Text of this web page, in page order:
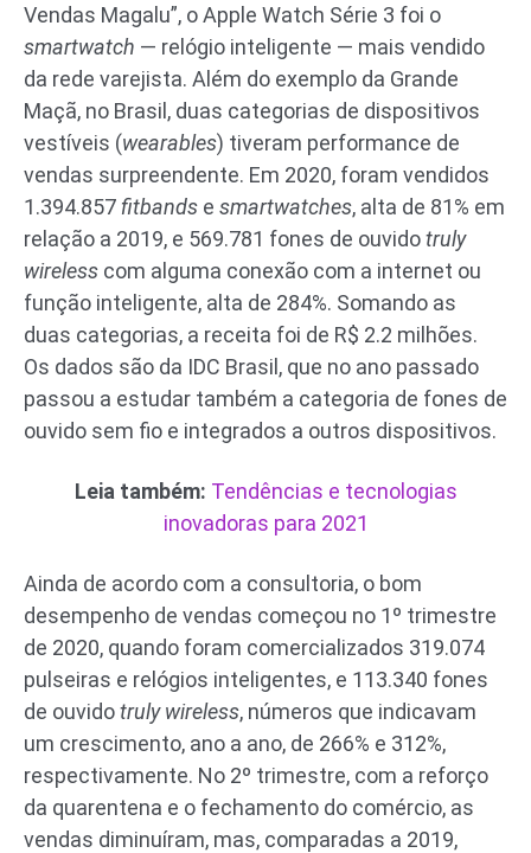
Vendas Magalu”, o Apple Watch Série 3 foi o
smartwatch — relógio inteligente — mais vendido
da rede varejista. Além do exemplo da Grande
Maçã, no Brasil, duas categorias de dispositivos
vestíveis (wearables) tiveram performance de
vendas surpreendente. Em 2020, foram vendidos
1.394.857 fitbands e smartwatches, alta de 81% em
relação a 2019, e 569.781 fones de ouvidotruly
wireless com alguma conexão com a internet ou
função inteligente, alta de 284%. Somando as
duas categorias, a receita foi de R$ 2.2 milhões.
Os dados são da IDC Brasil, que no ano passado
passou a estudar também a categoria de fones de
ouvido sem fio e integrados a outros dispositivos.
Leia também: Tendências e tecnologias
inovadoras para 2021
Ainda de acordo com a consultoria, o bom
desempenho de vendas começou no 1º trimestre
de 2020, quando foram comercializados 319.074
pulseiras e relógios inteligentes, e 113.340 fones
de ouvidotruly wireless, números que indicavam
um crescimento, ano a ano, de 266% e 312%,
respectivamente. No 2º trimestre, com a reforço
da quarentena e o fechamento do comércio, as
vendas diminuíram, mas, comparadas a 2019,